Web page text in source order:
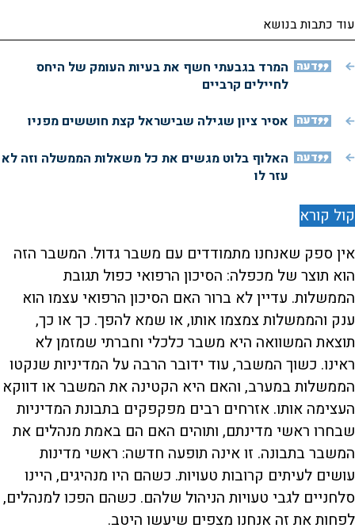
עוד כתבות בנושא
דעה המרד בגבעתי חשף את בעיות העומק של היחס
לחיילים קרביים
דעה אסיר ציון שגילה שבישראל קצת חוששים מפניו
דעה האלוף בלוט מגשים את כל משאלות הממשלה וזה לא
עזר לו
קול קורא
אין ספק שאנחנו מתמודדים עם משבר גדול. המשבר הזה
הוא תוצר של מכפלה: הסיכון הרפואי כפול תגובת
הממשלות. עדיין לא ברור האם הסיכון הרפואי עצמו הוא
ענק והממשלות צמצמו אותו, או שמא להפך. כך או כך,
תוצאת המשוואה היא משבר כלכלי וחברתי שמזמן לא
ראינו. כשוך המשבר, עוד ידובר הרבה על המדיניות שנקטו
הממשלות במערב, והאם היא הקטינה את המשבר או דווקא
העצימה אותו. אזרחים רבים מפקפקים בתבונת המדיניות
שבחרו ראשי מדינתם, ותוהים האם הם באמת מנהלים את
המשבר בתבונה. זו אינה תופעה חדשה: ראשי מדינות
עושים לעיתים קרובות טעויות. כשהם היו מנהיגים, היינו
סלחניים לגבי טעויות הניהול שלהם. כשהם הפכו למנהלים,
לפחות את זה אנחנו מצפים שיעשו היטב.